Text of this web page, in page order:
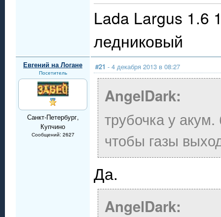
Lada Largus 1.6
ледниковый
Евгений на Логане
Посетитель
Санкт-Петербург,
Купчино
Сообщений: 2627
#21 - 4 декабря 2013 в 08:27
AngelDark:
трубочка у акум.
чтобы газы
Да.
AngelDark: